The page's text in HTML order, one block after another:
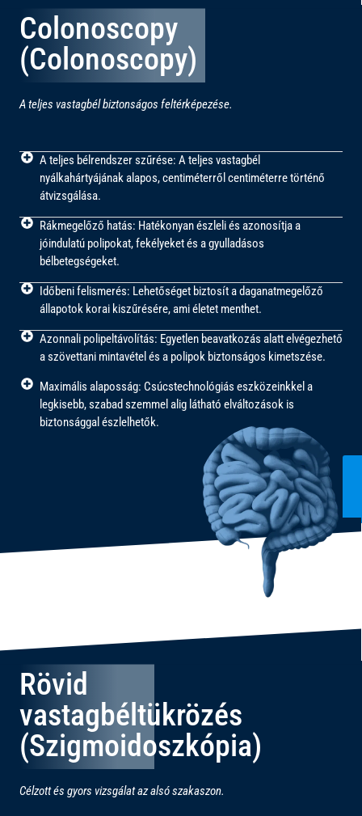
Colonoscopy
(Colonoscopy)
A teljes vastagbél biztonságos feltérképezése.
A teljes bélrendszer szűrése: A teljes vastagbél
nyálkahártyájának alapos, centiméterről centiméterre történő
átvizsgálása.
Rákmegelőző hatás: Hatékonyan észleli és azonosítja a
jóindulatú polipokat, fekélyeket és a gyulladásos
bélbetegségeket.
Időbeni felismerés: Lehetőséget biztosít a daganatmegelőző
állapotok korai kiszűrésére, ami életet menthet.
Azonnali polipeltávolítás: Egyetlen beavatkozás alatt elvégezhető
a szövettani mintavétel és a polipok biztonságos kimetszése.
Maximális alaposság: Csúcstechnológiás eszközeinkkel a
legkisebb, szabad szemmel alig látható elváltozások is
biztonsággal észlelhetők.
Rövid
vastagbéltükrözés
(Szigmoidoszkópia)
Célzott és gyors vizsgálat az alsó szakaszon.